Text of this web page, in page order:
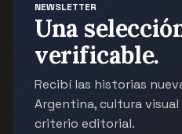
NEWSLETTER
Una
verificable.
Recibí las historias
Argentina, cultura
criterio editorial.